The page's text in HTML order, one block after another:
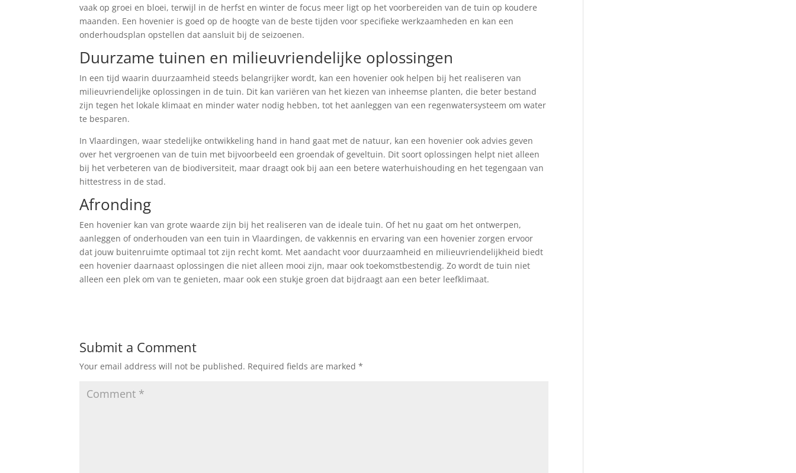
vaak op groei en bloei, terwijl in de herfst en winter de focus meer ligt op het voorbereiden van de tuin op koudere
maanden. Een hovenier is goed op de hoogte van de beste tijden voor specifieke werkzaamheden en kan een
onderhoudsplan opstellen dat aansluit bij de seizoenen.
Duurzame tuinen en milieuvriendelijke oplossingen
In een tijd waarin duurzaamheid steeds belangrijker wordt, kan een hovenier ook helpen bij het realiseren van
milieuvriendelijke oplossingen in de tuin. Dit kan variëren van het kiezen van inheemse planten, die beter bestand
zijn tegen het lokale klimaat en minder water nodig hebben, tot het aanleggen van een regenwatersysteem om water
te besparen.
In Vlaardingen, waar stedelijke ontwikkeling hand in hand gaat met de natuur, kan een hovenier ook advies geven
over het vergroenen van de tuin met bijvoorbeeld een groendak of geveltuin. Dit soort oplossingen helpt niet alleen
bij het verbeteren van de biodiversiteit, maar draagt ook bij aan een betere waterhuishouding en het tegengaan van
hittestress in de stad.
Afronding
Een hovenier kan van grote waarde zijn bij het realiseren van de ideale tuin. Of het nu gaat om het ontwerpen,
aanleggen of onderhouden van een tuin in Vlaardingen, de vakkennis en ervaring van een hovenier zorgen ervoor
dat jouw buitenruimte optimaal tot zijn recht komt. Met aandacht voor duurzaamheid en milieuvriendelijkheid biedt
een hovenier daarnaast oplossingen die niet alleen mooi zijn, maar ook toekomstbestendig. Zo wordt de tuin niet
alleen een plek om van te genieten, maar ook een stukje groen dat bijdraagt aan een beter leefklimaat.
Submit a Comment
Your email address will not be published. Required fields are marked*